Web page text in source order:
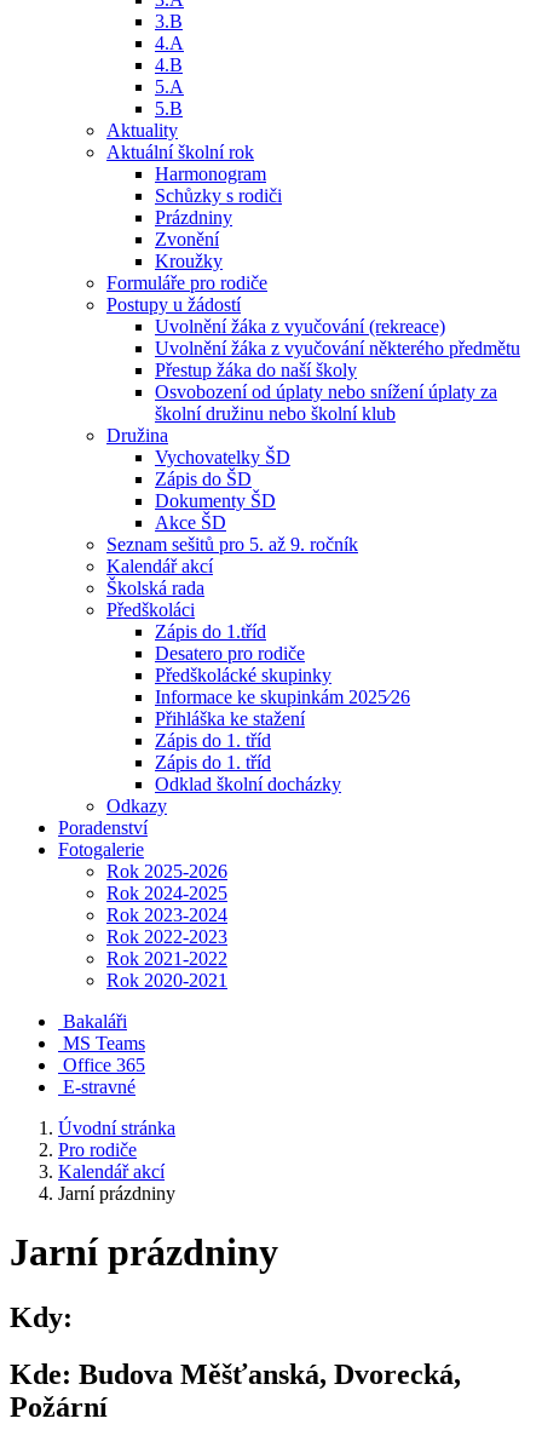
3.B
4.A
4.B
5.A
5.B
Aktuality
Aktuální školní rok
Harmonogram
Schůzky s rodiči
Prázdniny
Zvonění
Kroužky
Formuláře pro rodiče
Postupy u žádostí
Uvolnění žáka z vyučování (rekreace)
Uvolnění žáka z vyučování některého předmětu
Přestup žáka do naší školy
Osvobození od úplaty nebo snížení úplaty za
školní družinu nebo školní klub
Družina
Vychovatelky ŠD
Zápis do ŠD
Dokumenty ŠD
Akce ŠD
Seznam sešitů pro 5. až 9. ročník
Kalendář akcí
Školská rada
Předškoláci
Zápis do 1.tříd
Desatero pro rodiče
Předškolácké skupinky
Informace ke skupinkám 2025⁄26
Přihláška ke stažení
Zápis do 1. tříd
Zápis do 1. tříd
Odklad školní docházky
Odkazy
Poradenství
Fotogalerie
Rok 2025-2026
Rok 2024-2025
Rok 2023-2024
Rok 2022-2023
Rok 2021-2022
Rok 2020-2021
Bakaláři
MS Teams
Office 365
E-stravné
Úvodní stránka
Pro rodiče
Kalendář akcí
Jarní prázdniny
Jarní prázdniny
Kdy:
Kde: Budova Měšťanská, Dvorecká,
Požární